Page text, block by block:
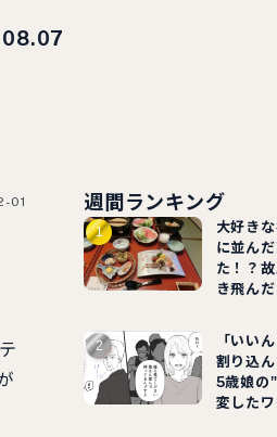
08.07
01 週間ランキング
大好き
に並ん
た！？
き飛ん
「いい
割り込
5歳娘の
変したワ